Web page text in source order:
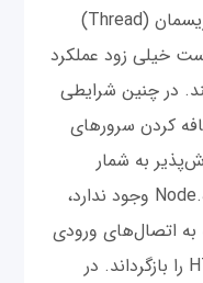
می‌کند. هر اتصال جدید به سرور، ریسمان (Thread)
خیلی زود عملکرد
در چنین شرایطی
کردن سرورهای
به شمار
نمی‌رود. این مشکل در ارتباط با Node.Js وجود ندارد،
اتصال‌های ورودی
گوش دهد و کدهای وضعیت HTTP را بازگرداند. در